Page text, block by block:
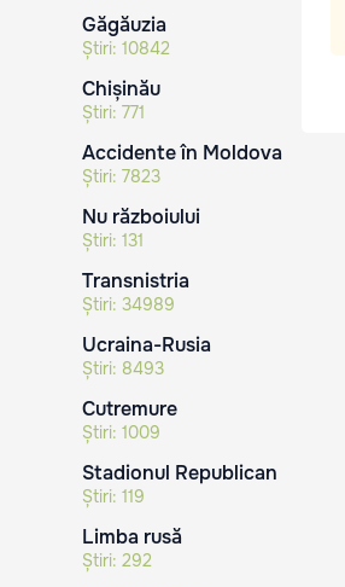
Găgăuzia
Știri: 10842
Chișinău
Știri: 771
Accidente în Moldova
Știri: 7823
Nu războiului
Știri: 131
Transnistria
Știri: 34989
Ucraina-Rusia
Știri: 8493
Cutremure
Știri: 1009
Stadionul Republican
Știri: 119
Limba rusă
Știri: 292